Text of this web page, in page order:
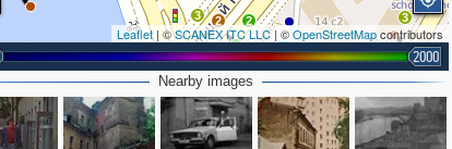
3
2
2
3
6
4
2
Leaflet | ©SCANEX ITC LLC| ©OpenStreetMapcontributors
2000
Nearby images